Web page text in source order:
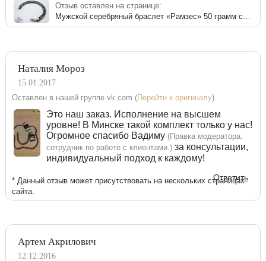
Отзыв оставлен на странице:
Наталия Мороз
15.01.2017
Оставлен в нашей группе vk.com (Перейти к оригиналу)
Это наш заказ. Исполнение на высшем
уровне! В Минске такой комплект только у нас!
Огромное спасибо Вадиму (Правка модератора:
сотрудник по работе с клиентами.)за консультации,
индивидуальный подход к каждому!
Ответить
* Данный отзыв может присутствовать на нескольких страницах
сайта.
Артем Акрилович
12.12.2016